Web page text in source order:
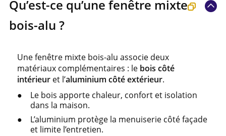
Qu’est-ce qu’une fenêtre mixte
bois-alu ?
Une fenêtre mixte bois-alu associe deux
matériaux complémentaires : le bois côté
intérieur et l’aluminium côté extérieur.
Le bois apporte chaleur, confort et isolation
dans la maison.
L’aluminium protège la menuiserie côté façade
et limite l’entretien.